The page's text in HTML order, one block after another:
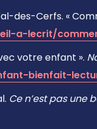
des-Cerfs. «
a-lecrit/
votre enfant ».
bienfait-
Ce n’est pas une